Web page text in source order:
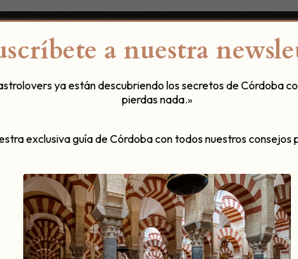
a nuestra
ya están descubriendo los secretos de Córdoba
pierdas nada.»
exclusiva guía de Córdoba con todos nuestros consejos